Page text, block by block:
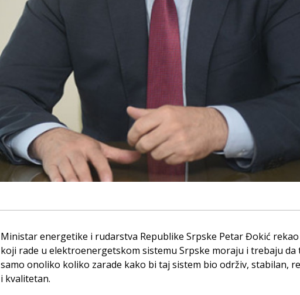
Ministar energetike i rudarstva Republike Srpske Petar Đokić rekao
koji rade u elektroenergetskom sistemu Srpske moraju i trebaju da
samo onoliko koliko zarade kako bi taj sistem bio održiv, stabilan,
i kvalitetan.